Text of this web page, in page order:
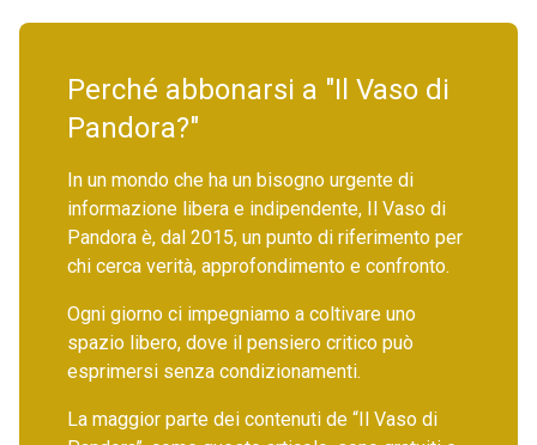
Perché abbonarsi a "Il Vaso di
Pandora?"
In un mondo che ha un bisogno urgente di
informazione libera e indipendente, Il Vaso di
Pandora è, dal 2015, un punto di riferimento per
chi cerca verità, approfondimento e confronto.
Ogni giorno ci impegniamo a coltivare uno
spazio libero, dove il pensiero critico può
esprimersi senza condizionamenti.
La maggior parte dei contenuti de “Il Vaso di